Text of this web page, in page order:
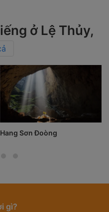
ở Lệ Thủy,
Hang Sơn Đoòng
gì?